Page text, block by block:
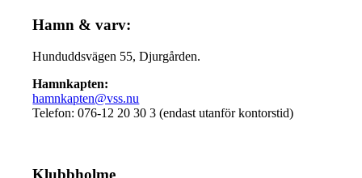
Hamn & varv:
Hunduddsvägen 55, Djurgården.
Hamnkapten:
hamnkapten@vss.nu
Telefon: 076-12 20 30 3 (endast utanför kontorstid)
Klubbholme